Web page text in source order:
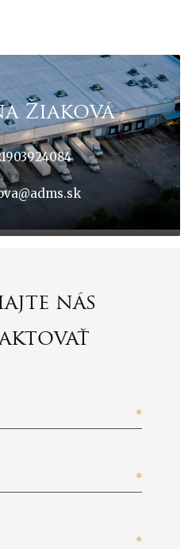
Žiaková
nás